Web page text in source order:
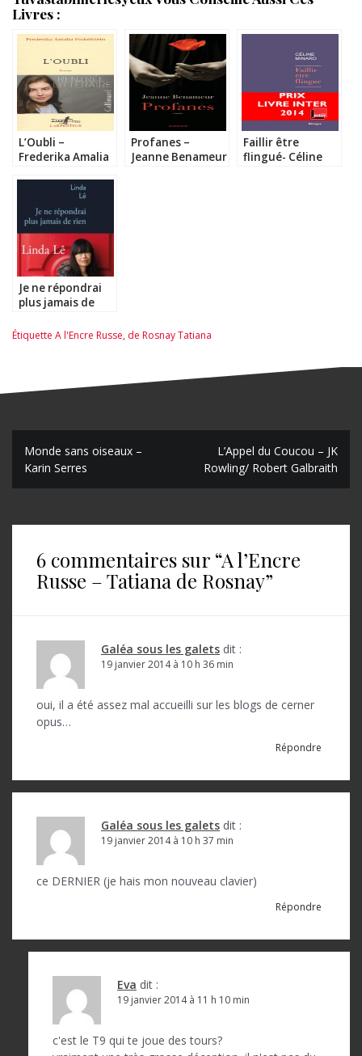
Livres :
L’Oubli –
Frederika Amalia
Profanes –
Jeanne Benameur
Faillir être
flingué- Céline
Je ne répondrai
plus jamais de
Étiquette A l'Encre Russe, de Rosnay Tatiana
N
a
l
c
Monde sans oiseaux –
Karin Serres
L’Appel du Coucou – JK
Rowling/ Robert Galbraith
6 commentaires sur “A l’Encre
Russe – Tatiana de Rosnay”
Galéa sous les galets dit :
19 janvier 2014 à 10 h 36 min
oui, il a été assez mal accueilli sur les blogs de cerner
opus…
Répondre
Galéa sous les galets dit :
19 janvier 2014 à 10 h 37 min
ce DERNIER (je hais mon nouveau clavier)
Répondre
Eva dit :
19 janvier 2014 à 11 h 10 min
c'est le T9 qui te joue des tours?